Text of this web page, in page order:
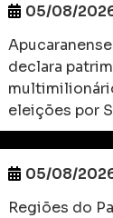
05/08/
declara
eleições por
05/08/
Regiões do